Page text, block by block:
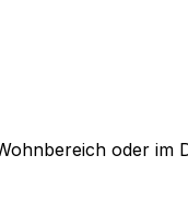
oder im